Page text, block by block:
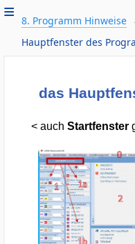
8. Programm Hinweise
Hauptfenster des
das
< auch Startfenster